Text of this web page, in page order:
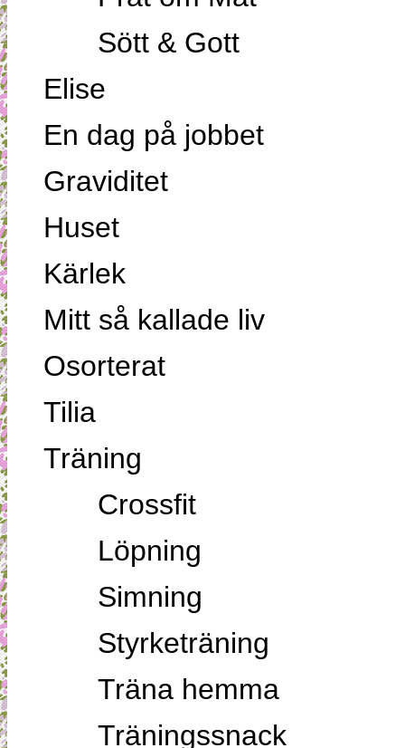
Sött & Gott
Elise
En dag på jobbet
Graviditet
Huset
Kärlek
Mitt så kallade liv
Osorterat
Tilia
Träning
Crossfit
Löpning
Simning
Styrketräning
Träna hemma
Träningssnack